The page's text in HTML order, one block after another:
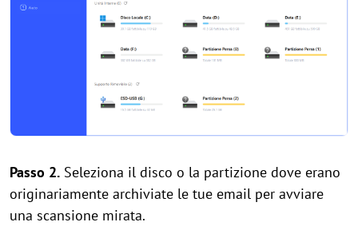
Passo 2. Seleziona il disco o la partizione dove erano
originariamente archiviate le tue email per avviare
una scansione mirata.